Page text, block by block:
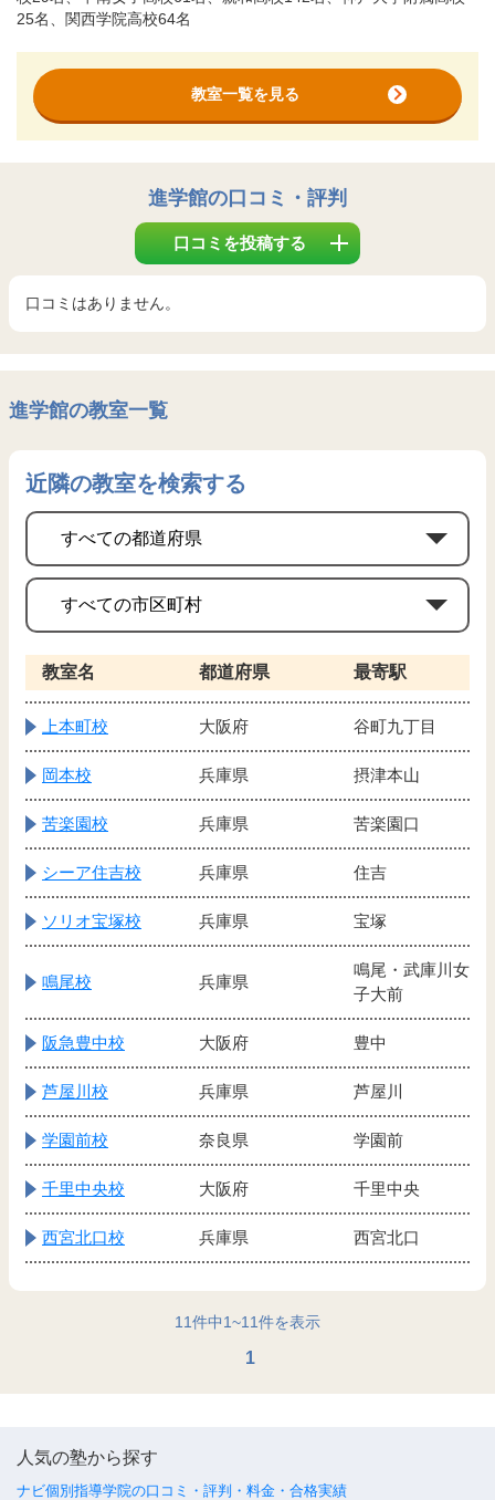
25名、関西学院高校64名
教室一覧を見る
進学館の口コミ・評判
口コミを投稿する
口コミはありません。
進学館の教室一覧
近隣の教室を検索する
教室名 都道府県 最寄駅
上本町校 大阪府 谷町九丁目
岡本校 兵庫県 摂津本山
苦楽園校 兵庫県 苦楽園口
シーア住吉校 兵庫県 住吉
ソリオ宝塚校 兵庫県 宝塚
鳴尾校 兵庫県
鳴尾・武庫川女
子大前
阪急豊中校 大阪府 豊中
芦屋川校 兵庫県 芦屋川
学園前校 奈良県 学園前
千里中央校 大阪府 千里中央
西宮北口校 兵庫県 西宮北口
11件中1~11件を表示
1
人気の塾から探す
ナビ個別指導学院の口コミ・評判・料金・合格実績